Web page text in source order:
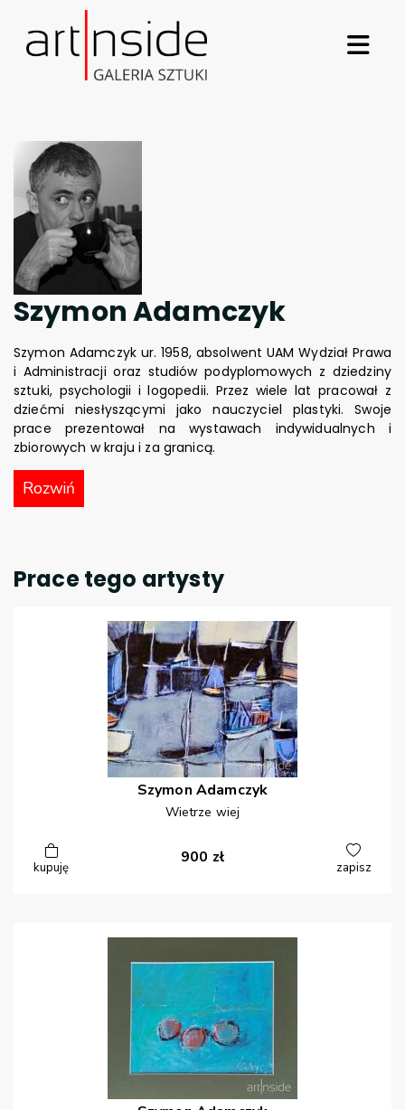
Szymon Adamczyk
Szymon Adamczyk ur. 1958, absolwent UAM Wydział Prawa
i Administracji oraz studiów podyplomowych z dziedziny
sztuki, psychologii i logopedii. Przez wiele lat pracował z
dziećmi niesłyszącymi jako nauczyciel plastyki. Swoje
prace prezentował na wystawach indywidualnych i
zbiorowych w kraju i za granicą.
Rozwiń
Prace tego artysty
Szymon Adamczyk
Wietrze wiej
kupuję
900 zł
zapisz